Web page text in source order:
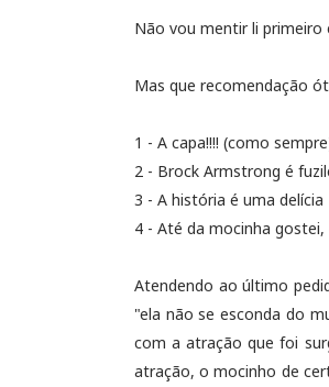
Não vou mentir li primeiro
Mas que recomendação
1 - A capa!!!! (como
2 - Brock Armstrong é
3 - A história é uma delícia
4 - Até da mocinha
Atendendo ao último
"ela não se esconda do
com a atração que foi
atração, o mocinho de